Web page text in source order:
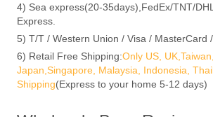
4) Sea express(20-35days),FedEx/TNT/
Express.
5) T/T / Western Union / Visa / MasterCard
6) Retail Free Shipping:Only US,
Japan,Singapore, Malaysia, Indonesia,
Shipping(Express to your home 5-12 days)